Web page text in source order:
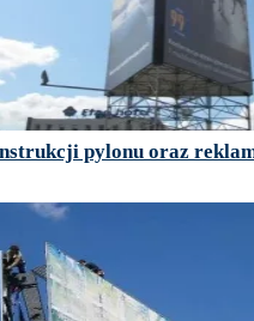
pylonu oraz